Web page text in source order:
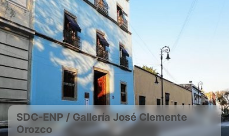
SDC-ENP / Gallería José Clemente
Orozco